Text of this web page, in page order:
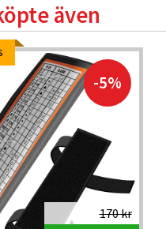
även
-5%
170 kr